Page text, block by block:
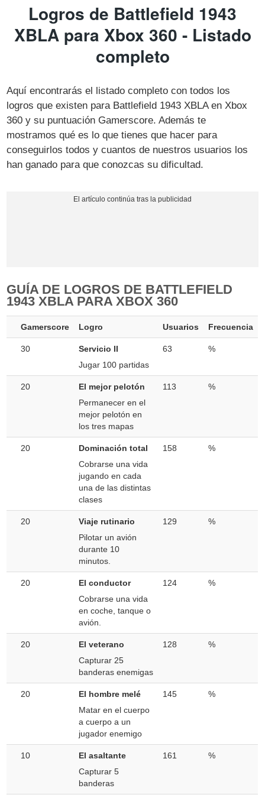
Logros de Battlefield 1943
XBLA para Xbox 360 - Listado
completo
Aquí encontrarás el listado completo con todos los
logros que existen para Battlefield 1943 XBLA en Xbox
360 y su puntuación Gamerscore. Además te
mostramos qué es lo que tienes que hacer para
conseguirlos todos y cuantos de nuestros usuarios los
han ganado para que conozcas su dificultad.
GUÍA DE LOGROS DE BATTLEFIELD
1943 XBLA PARA XBOX 360
Gamerscore Logro Usuarios Frecuencia
30
Servicio II
Jugar 100 partidas
63 %
20
El mejor pelotón
Permanecer en el
mejor pelotón en
los tres mapas
113 %
20
Dominación total
Cobrarse una vida
jugando en cada
una de las distintas
clases
158 %
20
Viaje rutinario
Pilotar un avión
durante 10
minutos.
129 %
20
El conductor
Cobrarse una vida
en coche, tanque o
avión.
124 %
20
El veterano
Capturar 25
banderas enemigas
128 %
20
El hombre melé
Matar en el cuerpo
a cuerpo a un
jugador enemigo
145 %
10
El asaltante
Capturar 5
banderas
161 %